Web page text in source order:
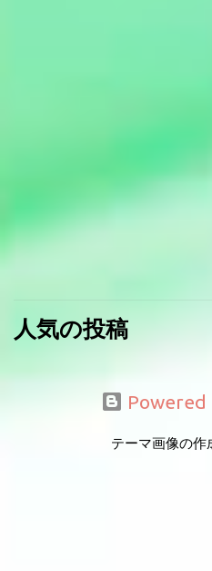
人気の投稿
Powered
テーマ画像の作